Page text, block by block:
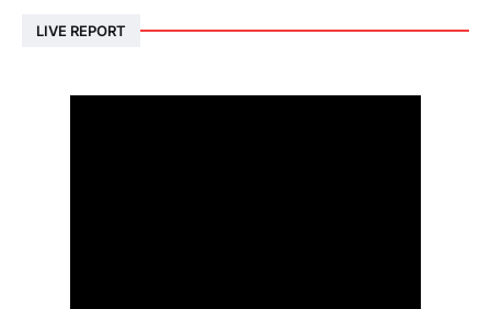
LIVE REPORT